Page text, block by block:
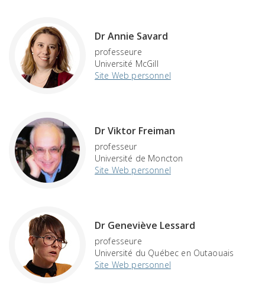
Dr Annie Savard
professeure
Université McGill
Site Web personnel
Dr Viktor Freiman
professeur
Université de Moncton
Site Web personnel
Dr Geneviève Lessard
professeure
Université du Québec en Outaouais
Site Web personnel